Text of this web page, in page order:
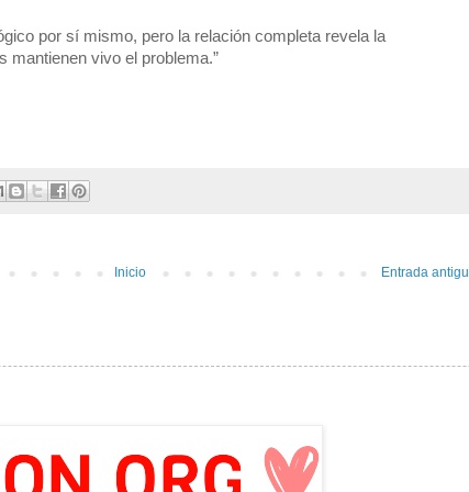
por sí mismo, pero la relación completa revela la
mantienen vivo el problema.”
Entrada
Inicio